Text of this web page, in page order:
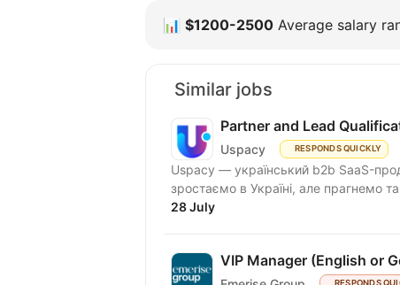
📊 $1200-2500 Average salary
Similar jobs
Partner and Lead
Uspacy RESPONDS QUICKLY
Uspacy — український b2b SaaS-продукт для спільної роботи та продажів. Ми чудово
зростаємо в Україні, але
28 July
VIP Manager (English or
RESPONDS